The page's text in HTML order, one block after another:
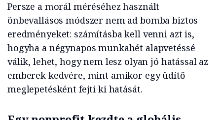
Persze a morál méréséhez használt
önbevallásos módszer nem ad bomba biztos
eredményeket: számításba kell venni azt is,
hogyha a négynapos munkahét alapvetéssé
válik, lehet, hogy nem lesz olyan jó hatással az
emberek kedvére, mint amikor egy üdítő
meglepetésként fejti ki hatását.